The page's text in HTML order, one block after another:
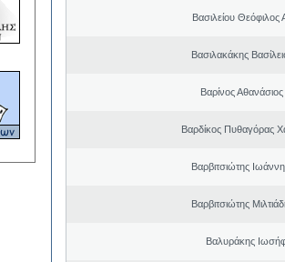
Βασιλείου Θεόφιλος
Βασιλακάκης
Βαρίνος
Βαρδίκος Πυθαγόρας
Βαρβιτσιώτης
Βαρβιτσιώτης
Βαλυράκης